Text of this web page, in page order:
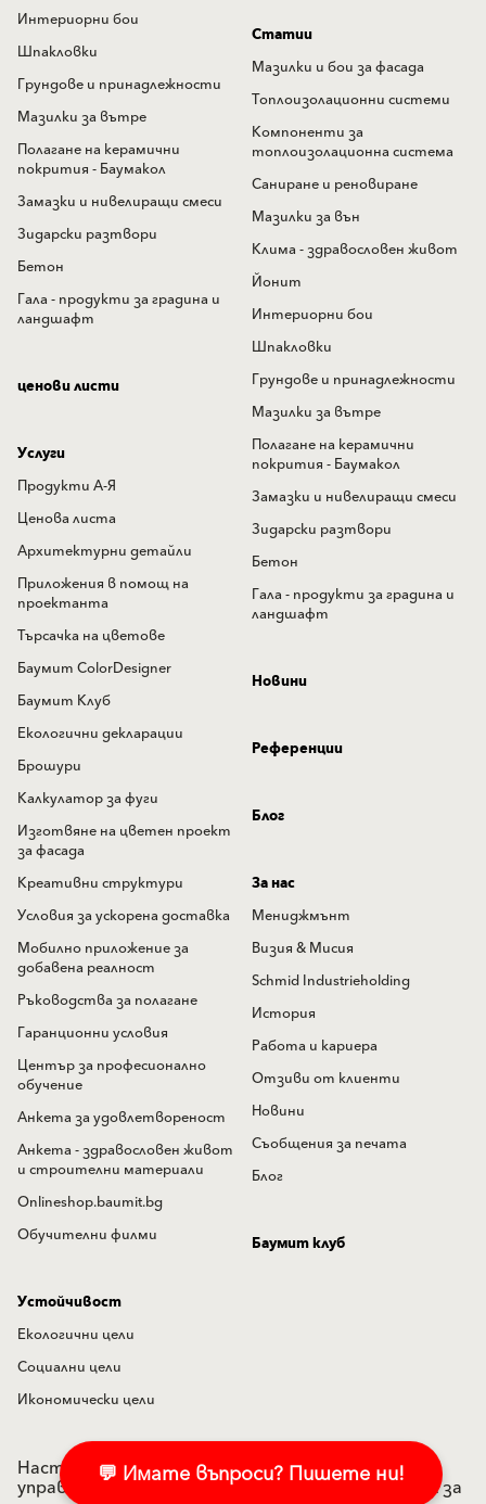
💬 Имате въпроси? Пишете ни!
Интериорни бои
Шпакловки
Грундове и принадлежности
Мазилки за вътре
Полагане на керамични
покрития - Баумакол
Замазки и нивелиращи смеси
Зидарски разтвори
Бетон
Гала - продукти за градина и
ландшафт
Статии
Мазилки и бои за фасада
Топлоизолационни системи
Компоненти за
топлоизолационна система
Саниране и реновиране
Мазилки за вън
Клима - здравословен живот
Йонит
Интериорни бои
Шпакловки
Грундове и принадлежности
Мазилки за вътре
Полагане на керамични
покрития - Баумакол
Замазки и нивелиращи смеси
Зидарски разтвори
Бетон
Гала - продукти за градина и
ландшафт
ценови листи
Услуги
Продукти А-Я
Ценова листа
Архитектурни детайли
Приложения в помощ на
проектанта
Търсачка на цветове
Баумит ColorDesigner
Баумит Клуб
Екологични декларации
Брошури
Калкулатор за фуги
Изготвяне на цветен проект
за фасада
Креативни структури
Условия за ускорена доставка
Мобилно приложение за
добавена реалност
Ръководства за полагане
Гаранционни условия
Център за професионално
обучение
Анкета за удовлетвореност
Анкета - здравословен живот
и строителни материали
Onlineshop.baumit.bg
Обучителни филми
Новини
Референции
Блог
За нас
Мениджмънт
Визия & Мисия
Schmid Industrieholding
История
Работа и кариера
Отзиви от клиенти
Новини
Съобщения за печата
Блог
Баумит клуб
Устойчивост
Екологични цели
Социални цели
Икономически цели
Настройки на "бисквитките" Политика по
управление на лични данни Подаване на сигнал за